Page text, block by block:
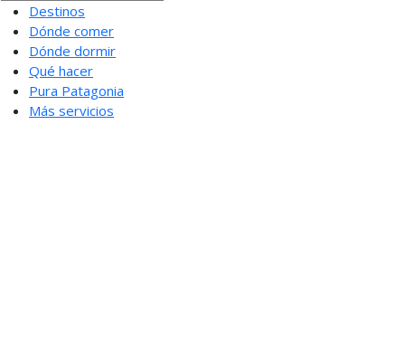
Destinos
Dónde comer
Dónde dormir
Qué hacer
Pura Patagonia
Más servicios